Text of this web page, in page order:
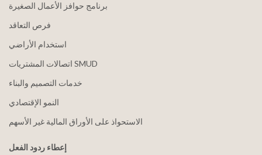
برنامج حوافز الأعمال الصغيرة
فرص التعاقد
استخدام الأراضي
اتصالات المشتريات SMUD
خدمات التصميم والبناء
النمو الإقتصادي
الاستحواذ على الأوراق المالية غير الأسهم
إعطاء ردود الفعل